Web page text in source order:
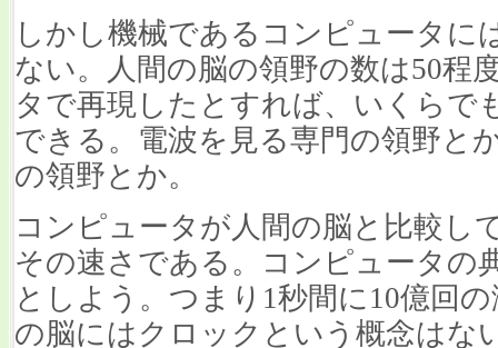
しかし機械であるコンピュータに
ない。人間の脳の領野の数は50程
タで再現したとすれば、いくらで
できる。電波を見る専門の領野と
の領野とか。
コンピュータが人間の脳と比較し
その速さである。コンピュータの
としよう。つまり1秒間に10億回
の脳にはクロックという概念はな